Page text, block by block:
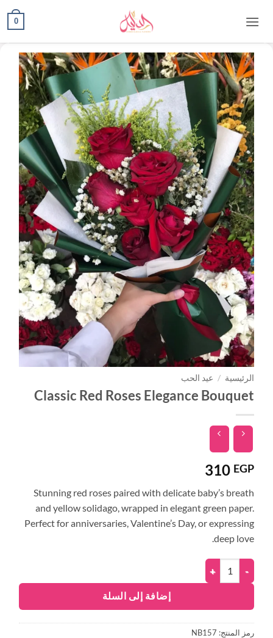
0
الرئيسية / عيد الحب
Classic Red Roses Elegance Bouquet
310 EGP
Stunning red roses paired with delicate baby’s breath
and yellow solidago, wrapped in elegant green paper.
Perfect for anniversaries, Valentine’s Day, or expressing
deep love.
إضافة إلى السلة
رمز المنتج: NB157